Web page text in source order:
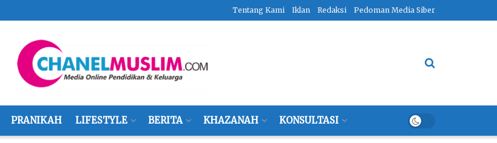
Tentang Kami Iklan Redaksi Pedoman Media Siber
PRANIKAH LIFESTYLE BERITA KHAZANAH KONSULTASI